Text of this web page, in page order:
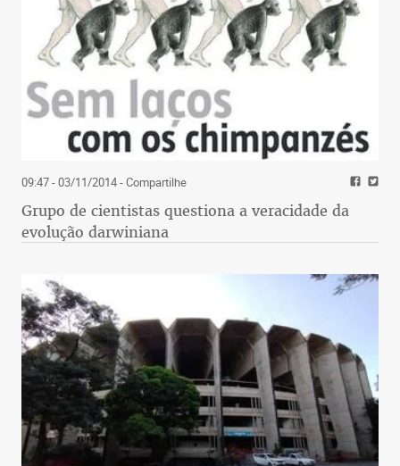
09:47 - 03/11/2014- Compartilhe
Grupo de cientistas questiona a veracidade da
evolução darwiniana